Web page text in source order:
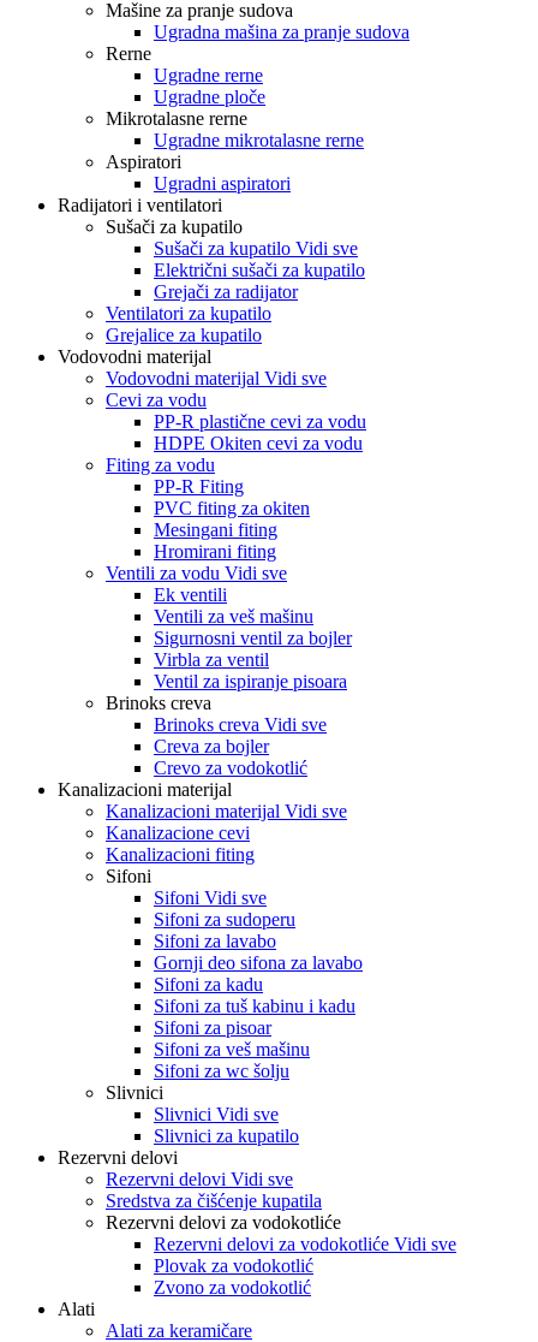
Mašine za pranje sudova
Ugradna mašina za pranje sudova
Rerne
Ugradne rerne
Ugradne ploče
Mikrotalasne rerne
Ugradne mikrotalasne rerne
Aspiratori
Ugradni aspiratori
Radijatori i ventilatori
Sušači za kupatilo
Sušači za kupatilo Vidi sve
Električni sušači za kupatilo
Grejači za radijator
Ventilatori za kupatilo
Grejalice za kupatilo
Vodovodni materijal
Vodovodni materijal Vidi sve
Cevi za vodu
PP-R plastične cevi za vodu
HDPE Okiten cevi za vodu
Fiting za vodu
PP-R Fiting
PVC fiting za okiten
Mesingani fiting
Hromirani fiting
Ventili za vodu Vidi sve
Ek ventili
Ventili za veš mašinu
Sigurnosni ventil za bojler
Virbla za ventil
Ventil za ispiranje pisoara
Brinoks creva
Brinoks creva Vidi sve
Creva za bojler
Crevo za vodokotlić
Kanalizacioni materijal
Kanalizacioni materijal Vidi sve
Kanalizacione cevi
Kanalizacioni fiting
Sifoni
Sifoni Vidi sve
Sifoni za sudoperu
Sifoni za lavabo
Gornji deo sifona za lavabo
Sifoni za kadu
Sifoni za tuš kabinu i kadu
Sifoni za pisoar
Sifoni za veš mašinu
Sifoni za wc šolju
Slivnici
Slivnici Vidi sve
Slivnici za kupatilo
Rezervni delovi
Rezervni delovi Vidi sve
Sredstva za čišćenje kupatila
Rezervni delovi za vodokotliće
Rezervni delovi za vodokotliće Vidi sve
Plovak za vodokotlić
Zvono za vodokotlić
Alati
Alati za keramičare